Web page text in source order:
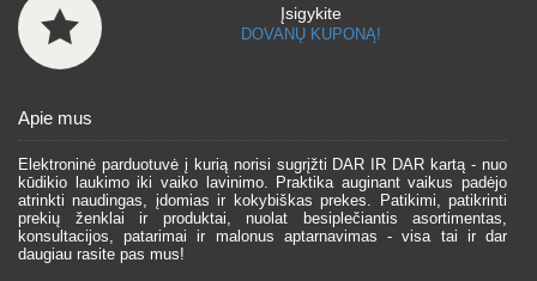
Įsigykite
DOVANŲ KUPONĄ!
Apie mus
Elektroninė parduotuvė į kurią norisi sugrįžti DAR IR DAR kartą - nuo
kūdikio laukimo iki vaiko lavinimo. Praktika auginant vaikus padėjo
atrinkti naudingas, įdomias ir kokybiškas prekes. Patikimi, patikrinti
prekių ženklai ir produktai, nuolat besiplečiantis asortimentas,
konsultacijos, patarimai ir malonus aptarnavimas - visa tai ir dar
daugiau rasite pas mus!